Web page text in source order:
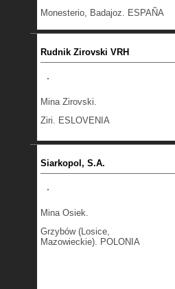
Monesterio, Badajoz. ESPAÑA
Rudnik Zirovski VRH
Mina Zirovski.
Ziri. ESLOVENIA
Siarkopol, S.A.
Mina Osiek.
Grzybów (Losice,
Mazowieckie). POLONIA